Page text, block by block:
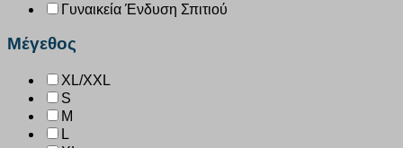
Γυναικεία Ένδυση Σπιτιού
Μέγεθος
XL/XXL
S
M
L